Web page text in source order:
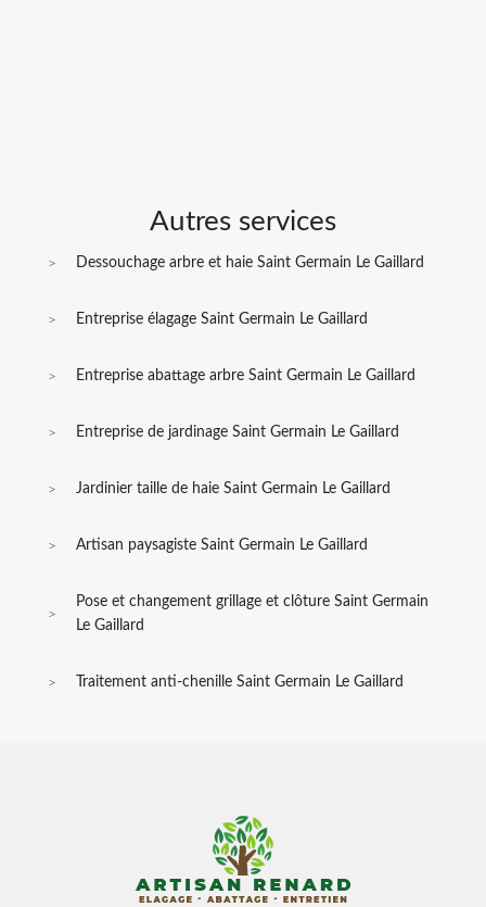
Autres services
Dessouchage arbre et haie Saint Germain Le Gaillard
Entreprise élagage Saint Germain Le Gaillard
Entreprise abattage arbre Saint Germain Le Gaillard
Entreprise de jardinage Saint Germain Le Gaillard
Jardinier taille de haie Saint Germain Le Gaillard
Artisan paysagiste Saint Germain Le Gaillard
Pose et changement grillage et clôture Saint Germain
Le Gaillard
Traitement anti-chenille Saint Germain Le Gaillard